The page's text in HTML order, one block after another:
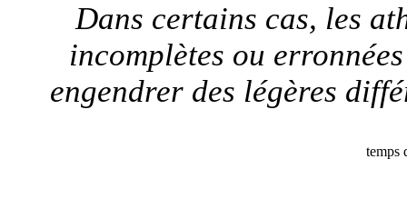
Dans certains cas, les
incomplètes ou
engendrer des légères
temps